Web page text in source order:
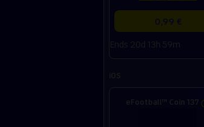
0,99 €
Ends 20d 13h 59m
eFootball™ Coin 137